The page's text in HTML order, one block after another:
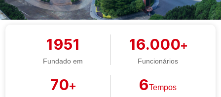
1951
Fundado em
16.000+
Funcionários
70+ 6Tempos